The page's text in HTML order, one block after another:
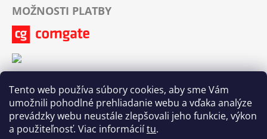
Tento web používa súbory cookies, aby sme Vám
umožnili pohodlné prehliadanie webu a vďaka analýze
prevádzky webu neustále zlepšovali jeho funkcie, výkon
a použiteľnosť. Viac informáciítu.
MOŽNOSTI PLATBY